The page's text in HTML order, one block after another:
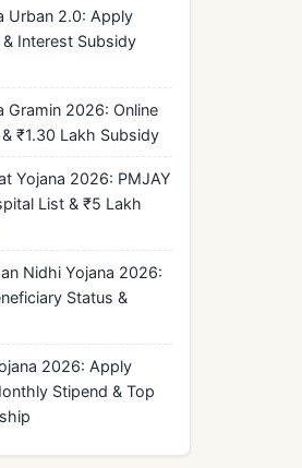
Urban 2.0: Apply
Interest Subsidy
Gramin 2026: Online
₹1.30 Lakh Subsidy
Yojana 2026: PMJAY
List & ₹5 Lakh
Nidhi Yojana 2026:
Status &
2026: Apply
Stipend & Top